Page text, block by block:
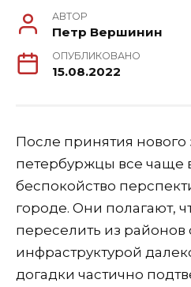
АВТОР
Петр Вершинин
ОПУБЛИКОВАНО
15.08.2022
После принятия нового
петербуржцы все чаще
беспокойство
городе. Они полагают,
переселить из районов
инфраструктурой
догадки частично